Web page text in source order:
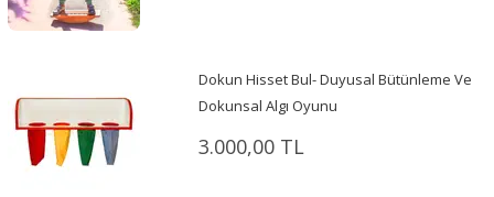
Dokun Hisset Bul- Duyusal Bütünleme Ve
Dokunsal Algı Oyunu
3.000,00 TL